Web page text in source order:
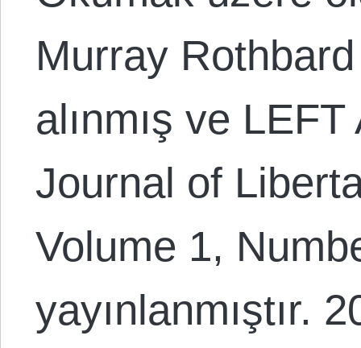
Murray
alınmış ve
Journal of
Volume 1,
yayınlanmıştır.